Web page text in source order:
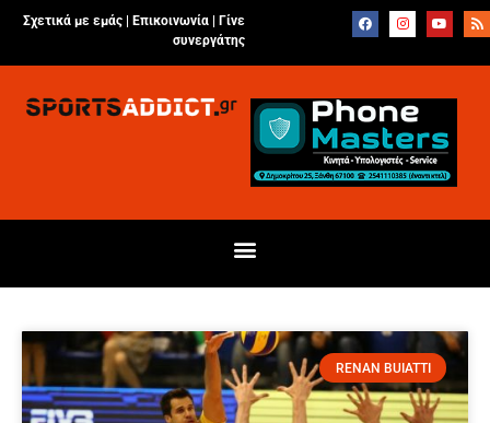
Σχετικά με εμάς | Επικοινωνία
Γίνε
συνεργάτης
RENAN BUIATTI